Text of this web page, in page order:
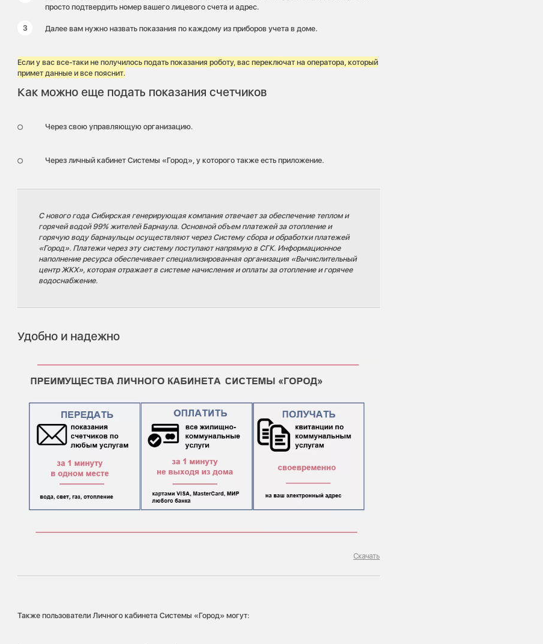
просто подтвердить номер вашего лицевого счета и адрес.
Далее вам нужно назвать показания по каждому из приборов учета в доме.
Если у вас все-таки не получилось подать показания роботу, вас переключат на оператора, который
примет данные и все пояснит.
Как можно еще подать показания счетчиков
Через свою управляющую организацию.
Через личный кабинет Системы «Город», у которого также есть приложение.
С нового года Сибирская генерирующая компания отвечает за обеспечение теплом и
горячей водой 99% жителей Барнаула. Основной объем платежей за отопление и
горячую воду барнаульцы осуществляют через Систему сбора и обработки платежей
«Город». Платежи через эту систему поступают напрямую в СГК. Информационное
наполнение ресурса обеспечивает специализированная организация «Вычислительный
центр ЖКХ», которая отражает в системе начисления и оплаты за отопление и горячее
водоснабжение.
Удобно и надежно
Скачать
Также пользователи Личного кабинета Системы «Город» могут: